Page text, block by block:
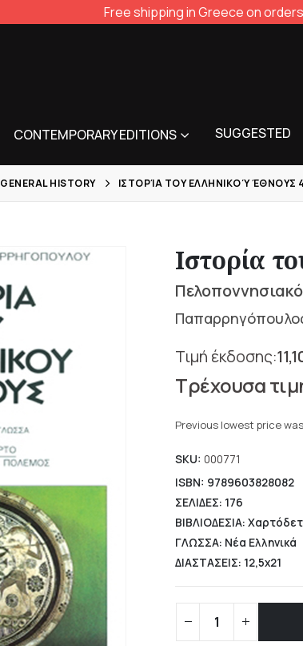
Free shipping in Greece on
CONTEMPORARY EDITIONS SUGGESTED
GENERAL HISTORY ΙΣΤΟΡΊΑ ΤΟΥ ΕΛΛΗΝΙΚΟΎ ΈΘΝΟΥΣ 4
Ιστορία
Original
price
was:
11,10 €.
price
5,94 €.
Previous lowest price was
SKU: 000771
ISBN: 9789603828082
ΣΕΛΙΔΕΣ: 176
ΒΙΒΛΙΟΔΕΣΙΑ:
ΓΛΩΣΣΑ: Νέα Ελληνικά
ΔΙΑΣΤΑΣΕΙΣ: 12,5x21